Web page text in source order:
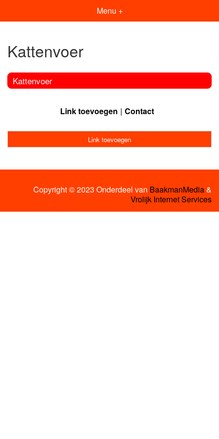
Menu +
Kattenvoer
Kattenvoer
Link toevoegen Contact
Link toevoegen
Copyright © 2023 Onderdeel van BaakmanMedia&
Vrolijk Internet Services